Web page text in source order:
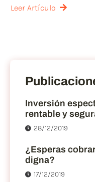
Leer Artículo
Inversión
rentable y
28/12/2019
¿Esperas
digna?
17/12/2019